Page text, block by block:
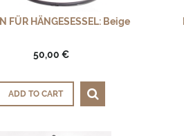
FÜR HÄNGESESSEL: Beige
50,00 €
ADD TO CART